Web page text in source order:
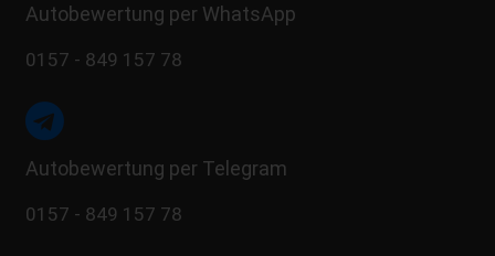
Autobewertung per WhatsApp
0157 - 849 157 78
Autobewertung per Telegram
0157 - 849 157 78